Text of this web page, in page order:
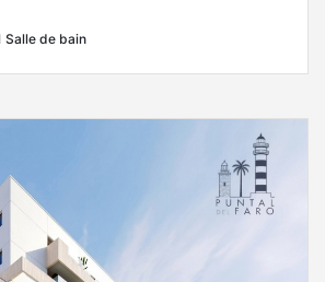
Salle de bain